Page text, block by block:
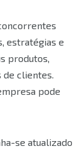
estratégias e
produtos,
de clientes.
pode
se atualizado